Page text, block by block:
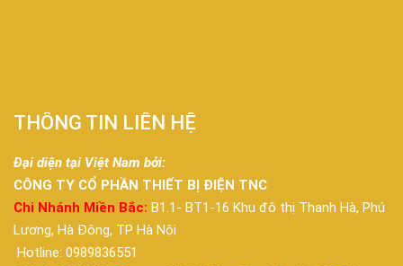
THÔNG TIN LIÊN HỆ
Đại diện tại Việt Nam bởi:
CÔNG TY CỔ PHẦN THIẾT BỊ ĐIỆN TNC
Chi Nhánh Miền Bắc: B1.1- BT1-16 Khu đô thị Thanh Hà, Phú
Lương, Hà Đông, TP Hà Nội
Hotline: 0989836551